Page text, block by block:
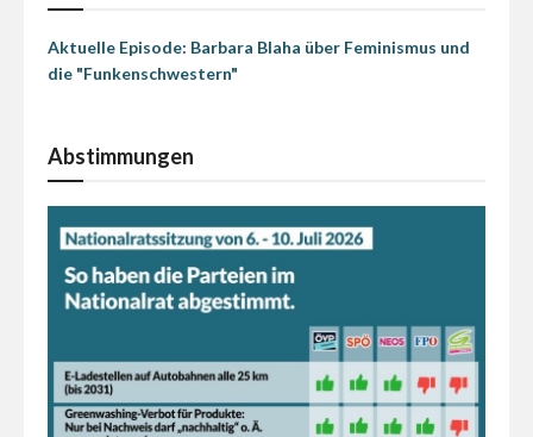
Aktuelle Episode: Barbara Blaha über Feminismus und
die "Funkenschwestern"
Abstimmungen